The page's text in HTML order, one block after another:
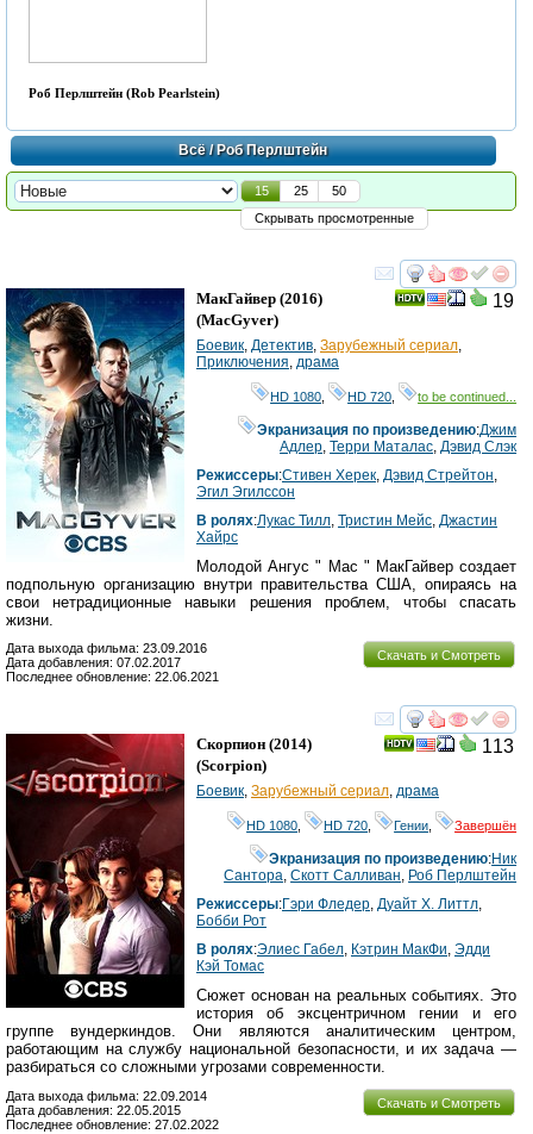
Роб Перлштейн (Rob Pearlstein)
Всё/ Роб Перлштейн
15 25
50
Скрывать просмотренные
смотреть
19
МакГайвер (2016)
(MacGyver)
Боевик Детектив Зарубежный сериал
Приключения драма
HD 1080 HD 720 to be continued...
Экранизация по произведению:Джим
Адлер ,Терри Маталас Дэвид Слэк
Режиссеры:Стивен Херек Дэвид Стрейтон
Эгил Эгилссон
В ролях:Лукас Тилл Тристин Мейс Джастин
Хайрс
Молодой Ангус " Mac " МакГайвер создает
подпольную организацию внутри правительства США, опираясь на
свои нетрадиционные навыки решения проблем, чтобы спасать
жизни.
Скачать и Смотреть
Дата выхода фильма: 23.09.2016
Дата добавления: 07.02.2017
Последнее обновление: 22.06.2021
смотреть
113
Скорпион (2014)
(Scorpion)
Боевик, Зарубежный сериал, драма
HD 1080, HD 720, Гении, Завершён
Экранизация по произведению:Ник
Сантора,Скотт Салливан, Роб Перлштейн
Режиссеры:Гэри Фледер, Дуайт Х. Литтл,
Бобби Рот
В ролях:Элиес Габел, Кэтрин МакФи, Эдди
Кэй Томас
Сюжет основан на реальных событиях. Это
история об эксцентричном гении и его
группе вундеркиндов. Они являются аналитическим центром,
работающим на службу национальной безопасности, и их задача —
разбираться со сложными угрозами современности.
Скачать и Смотреть
Дата выхода фильма: 22.09.2014
Дата добавления: 22.05.2015
Последнее обновление: 27.02.2022